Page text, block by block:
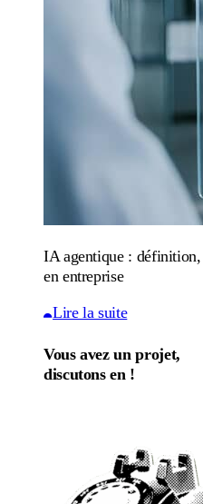
IA agentique : définition,
en entreprise
Lire la suite
Vous avez un projet,
discutons en !